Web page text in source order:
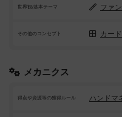
世界観/基本テーマ ファ
その他のコンセプト カー
メカニクス
得点や資源等の獲得ルール ハンドマ